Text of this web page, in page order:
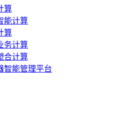
算
能计算
算
务计算
合计算
智能管理平台